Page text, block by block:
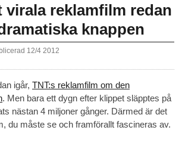
virala reklamfilm redan
knappen
12/4 2012
igår, TNT:s reklamfilm om den
. Men bara ett dygn efter klippet släpptes på
nästan 4 miljoner gånger. Därmed är det
du måste se och framförallt fascineras av.